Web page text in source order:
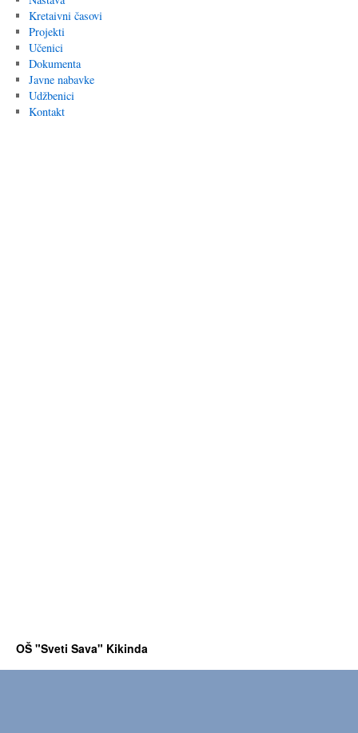
Kretaivni časovi
Projekti
Učenici
Dokumenta
Javne nabavke
Udžbenici
Kontakt
OŠ "Sveti Sava" Kikinda